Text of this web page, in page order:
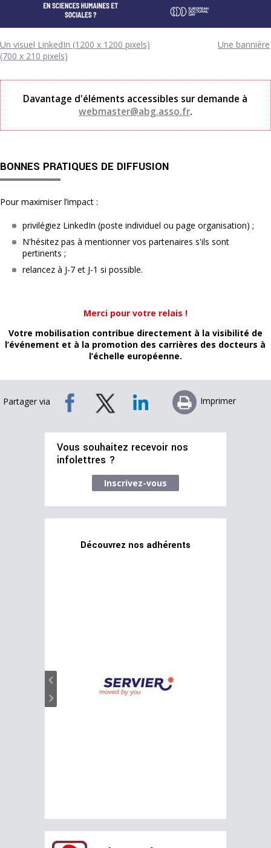
Un visuel LinkedIn (1200 x 1200 pixels)
Une bannière
(700 x 210 pixels)
Davantage d'éléments accessibles sur demande à
webmaster@abg.asso.fr.
BONNES PRATIQUES DE DIFFUSION
Pour maximiser l’impact :
privilégiez LinkedIn (poste individuel ou page organisation) ;
N'hésitez pas à mentionner vos partenaires s'ils sont
pertinents ;
relancez à J-7 et J-1 si possible.
Merci pour votre relais !
Votre mobilisation contribue directement à la visibilité de
l’événement et à la promotion des carrières des docteurs à
l’échelle européenne.
Partager via Imprimer
Vous souhaitez recevoir nos
infolettres ?
Inscrivez-vous
Découvrez nos adhérents